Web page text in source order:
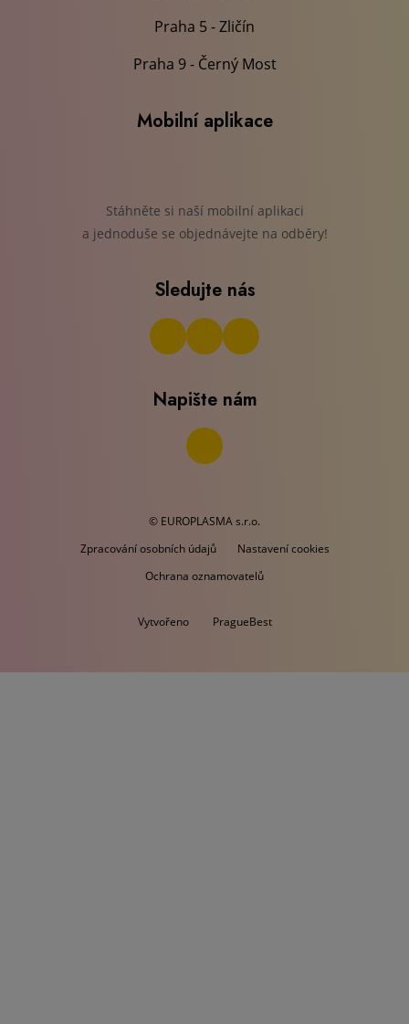
Praha 5 - Zličín
Praha 9 - Černý Most
Mobilní aplikace
Stáhněte si naší mobilní aplikaci
a jednoduše se objednávejte na odběry!
Sledujte nás
Napište nám
© EUROPLASMA s.r.o.
Zpracování osobních údajů
Nastavení cookies
Ochrana oznamovatelů
Vytvořeno PragueBest